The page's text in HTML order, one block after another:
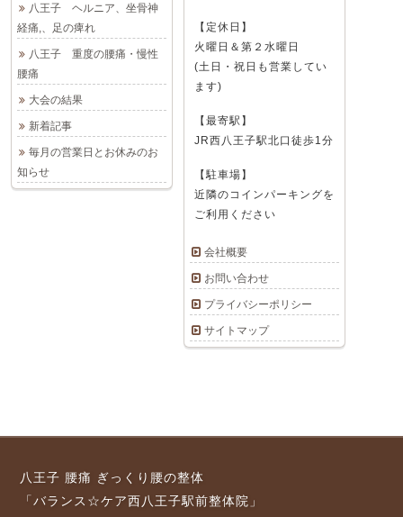
【定休日】
火曜日＆第２水曜日
(土日・祝日も営業してい
ます)
【最寄駅】
JR西八王子駅北口徒歩1分
【駐車場】
近隣のコインパーキングを
ご利用ください
会社概要
お問い合わせ
プライバシーポリシー
サイトマップ
八王子 ヘルニア、坐骨神
経痛,、足の痺れ
八王子 重度の腰痛・慢性
腰痛
大会の結果
新着記事
毎月の営業日とお休みのお
知らせ
八王子 腰痛 ぎっくり腰の整体
「バランス☆ケア西八王子駅前整体院」